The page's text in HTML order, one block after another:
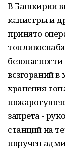
В Башкирии
канистры и
принято
возгораний в
хранения
запрета -
станций на
поручен